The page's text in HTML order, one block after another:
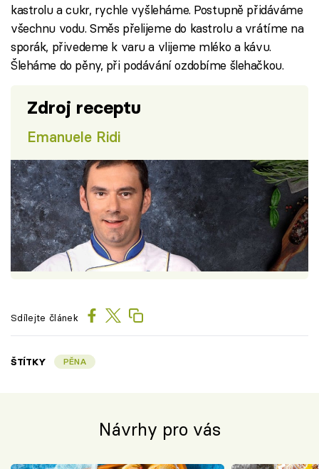
kastrolu a cukr, rychle vyšleháme. Postupně přidáváme
všechnu vodu. Směs přelijeme do kastrolu a vrátíme na
sporák, přivedeme k varu a vlijeme mléko a kávu.
Šleháme do pěny, při podávání ozdobíme šlehačkou.
Zdroj receptu
Emanuele Ridi
Sdílejte článek
ŠTÍTKY PĚNA
Návrhy pro vás